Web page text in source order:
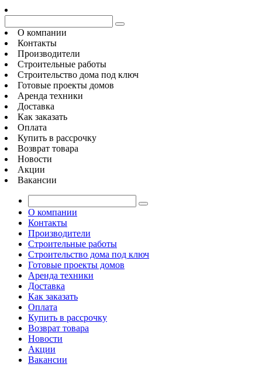
О компании
Контакты
Производители
Строительные работы
Строительство дома под ключ
Готовые проекты домов
Аренда техники
Доставка
Как заказать
Оплата
Купить в рассрочку
Возврат товара
Новости
Акции
Вакансии
О компании
Контакты
Производители
Строительные работы
Строительство дома под ключ
Готовые проекты домов
Аренда техники
Доставка
Как заказать
Оплата
Купить в рассрочку
Возврат товара
Новости
Акции
Вакансии